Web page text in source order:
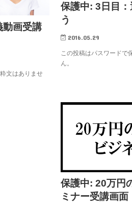
保護中: 3日目
う
2016.05.29
この投稿はパスワードで
ん。
動画受講
文はありませ
保護中: 20万円
ミナー受講画面